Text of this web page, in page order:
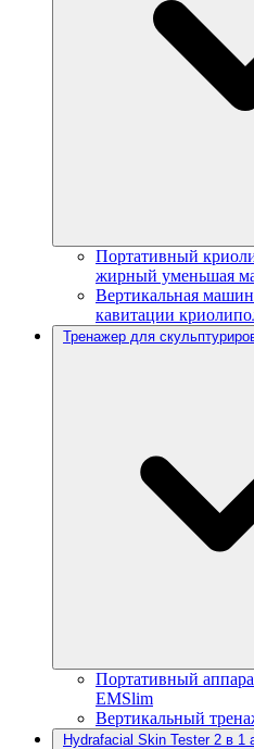
Портативный
жирный уменьшая
Вертикальная
кавитации
Тренажер для
Портативный
EMSlim
Вертикальный
Hydrafacial Skin Tester 2 в 1